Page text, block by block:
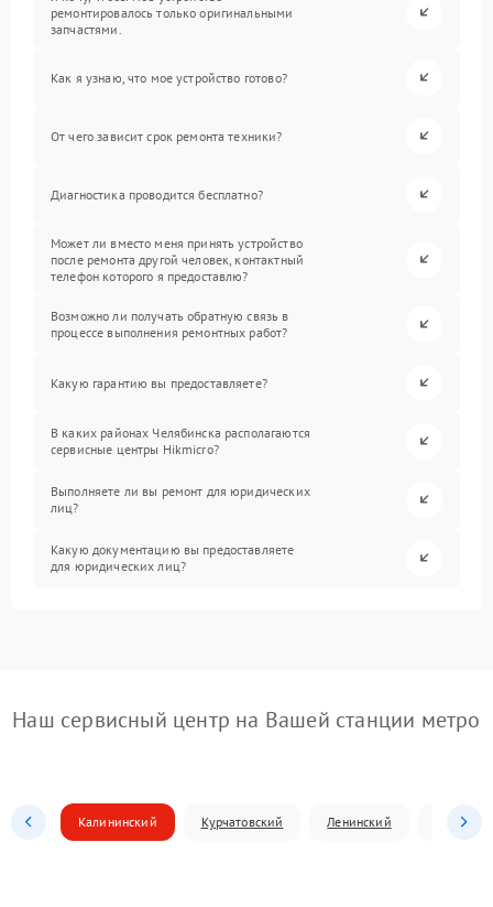
ремонтировалось только оригинальными
запчастями.
Как я узнаю, что мое устройство готово?
От чего зависит срок ремонта техники?
Диагностика проводится бесплатно?
Может ли вместо меня принять устройство
после ремонта другой человек, контактный
телефон которого я предоставлю?
Возможно ли получать обратную связь в
процессе выполнения ремонтных работ?
Какую гарантию вы предоставляете?
В каких районах Челябинска располагаются
сервисные центры Hikmicro?
Выполняете ли вы ремонт для юридических
лиц?
Какую документацию вы предоставляете
для юридических лиц?
Наш сервисный центр на Вашей станции метро
Калининский Курчатовский Ленинский